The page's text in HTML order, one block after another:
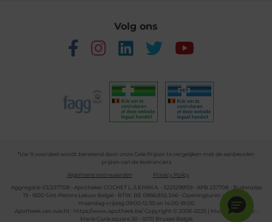
Volg ons
*Uw % voordeel wordt berekend door onze Gele Prijzen te vergelijken met de aanbevolen
prijzen van de leveranciers
Algemene voorwaarden
Privacy Policy
Aggregatie 1/2/237708 - Apotheker COCHET L./LEPAN A. - 3225299159 - APB 237708 - Buitenplas
19 - 1600 Sint-Pieters-Leeuw België - BTW: BE 0866.855.346 - Openingsuren apotheek:
maandag-vrijdag 09:00-12:30 en 14:00-18:00
Apotheek van wacht :
https://www.apotheek.be/Copyright © 2006-2025 | Multipharma CV -
Marie Curie square 30 - 1070 Brussel België